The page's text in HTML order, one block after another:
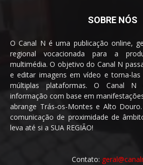
SOBRE NÓS
O Canal N é uma publicação online,
regional vocacionada para a
multimédia. O objetivo do Canal N
e editar imagens em vídeo e torna-las
múltiplas plataformas. O Canal N
informação com base em
abrange Trás-os-Montes e Alto
comunicação de proximidade de
leva até si a SUA REGIÃO!
Contato: